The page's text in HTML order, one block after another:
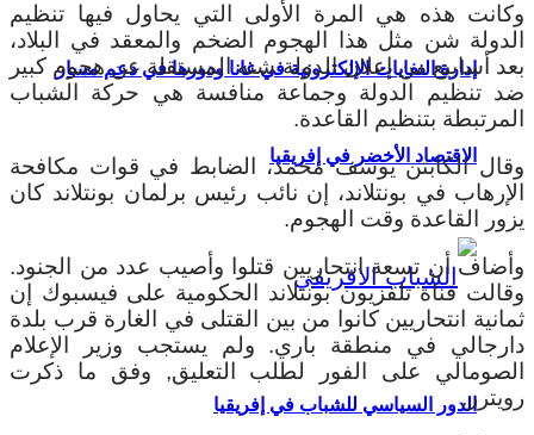
إدارة النفايات الإلكترونية في غانا ودورها في دعم مسار
الاقتصاد الأخضر في إفريقيا
الدور السياسي للشباب في إفريقيا
وكانت هذه هي المرة الأولى التي يحاول فيها تنظيم
الدولة شن مثل هذا الهجوم الضخم والمعقد في البلاد،
بعد أسابيع من إعلان الدولة شبه المستقلة عن هجوم كبير
ضد تنظيم الدولة وجماعة منافسة هي حركة الشباب
المرتبطة بتنظيم القاعدة.
وقال الكابتن يوسف محمد، الضابط في قوات مكافحة
الإرهاب في بونتلاند، إن نائب رئيس برلمان بونتلاند كان
يزور القاعدة وقت الهجوم.
وأضاف أن تسعة انتحاريين قتلوا وأصيب عدد من الجنود.
وقالت قناة تلفزيون بونتلاند الحكومية على فيسبوك إن
ثمانية انتحاريين كانوا من بين القتلى في الغارة قرب بلدة
دارجالي في منطقة باري. ولم يستجب وزير الإعلام
الصومالي على الفور لطلب التعليق, وفق ما ذكرت
رويترز.